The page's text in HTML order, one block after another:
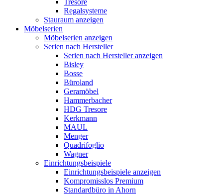
Tresore
Regalsysteme
Stauraum anzeigen
Möbelserien
Möbelserien anzeigen
Serien nach Hersteller
Serien nach Hersteller anzeigen
Bisley
Bosse
Büroland
Geramöbel
Hammerbacher
HDG Tresore
Kerkmann
MAUL
Menger
Quadrifoglio
Wagner
Einrichtungsbeispiele
Einrichtungsbeispiele anzeigen
Kompromisslos Premium
Standardbüro in Ahorn